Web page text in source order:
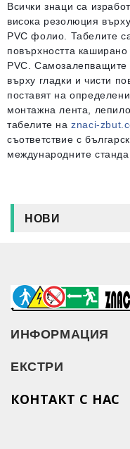
Всички знаци са
висока резолюция
PVC фолио. Табелите
повърхността
PVC.
върху гладки и чисти
поставят на
монтажна лента,
табелите наznaci-
съответствие с
международните
НОВИ
ИНФОРМАЦИЯ
ЕКСТРИ
КОНТАКТ С НАС